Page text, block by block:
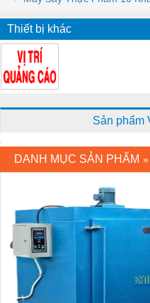
Thiết bị khác
Sản phẩm
DANH MỤC SẢN PHẨM »